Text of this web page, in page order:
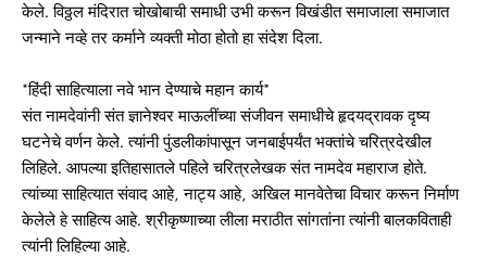
केले. विठ्ठल मंदिरात चोखोबाची समाधी उभी करून विखंडीत समाजाला समाजात
जन्माने नव्हे तर कर्माने व्यक्ती मोठा होतो हा संदेश दिला.
*हिंदी साहित्याला नवे भान देण्याचे महान कार्य*
संत नामदेवांनी संत ज्ञानेश्वर माऊलींच्या संजीवन समाधीचे हृदयद्रावक दृष्य
घटनेचे वर्णन केले. त्यांनी पुंडलीकांपासून जनबाईपर्यंत भक्तांचे चरित्रदेखील
लिहिले. आपल्या इतिहासातले पहिले चरित्रलेखक संत नामदेव महाराज होते.
त्यांच्या साहित्यात संवाद आहे, नाट्य आहे, अखिल मानवेतेचा विचार करून निर्माण
केलेले हे साहित्य आहे. श्रीकृष्णाच्या लीला मराठीत सांगतांना त्यांनी बालकविताही
त्यांनी लिहिल्या आहे.